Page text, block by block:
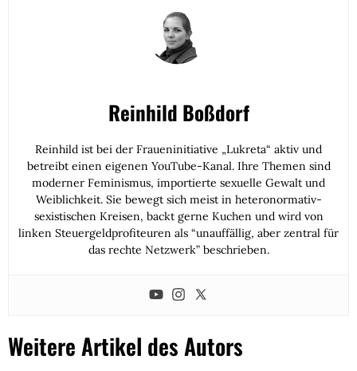
Reinhild Boßdorf
Reinhild ist bei der Fraueninitiative „Lukreta“ aktiv und
betreibt einen eigenen YouTube-Kanal. Ihre Themen sind
moderner Feminismus, importierte sexuelle Gewalt und
Weiblichkeit. Sie bewegt sich meist in heteronormativ-
sexistischen Kreisen, backt gerne Kuchen und wird von
linken Steuergeldprofiteuren als “unauffällig, aber zentral für
das rechte Netzwerk” beschrieben.
Weitere Artikel des Autors